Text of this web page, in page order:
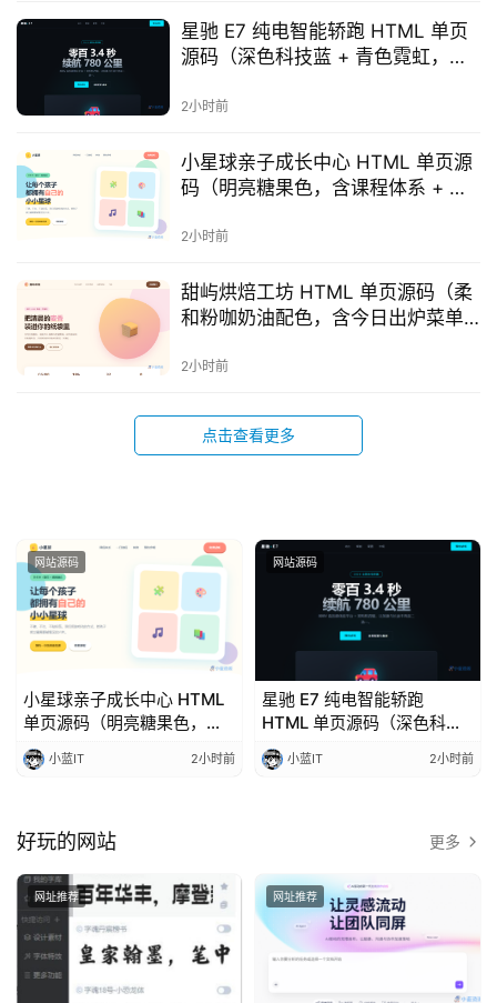
站
码
络
活
动
T
资
影
源
网
址
推
星驰 E7 纯电智能轿跑 HTML 单页
源码（深色科技蓝 + 青色霓虹，含
2小时前
小星球亲子成长中心 HTML 单页源
码（明亮糖果色，含课程体系 + 一
2小时前
甜屿烘焙工坊 HTML 单页源码（柔
和粉咖奶油配色，含今日出炉菜单
2小时前
点击查看更多
网站源码
小星球亲子成长中心 HTML
单页源码（明亮糖果色，含
课程体系 + 一日流程 + 师资
团队）
小蓝IT 2小时前
网站源码
星驰 E7 纯电智能轿跑
HTML 单页源码（深色科技
蓝 + 青色霓虹，含性能参数
+ 智驾 + 配置定价）
小蓝IT 2小时前
好玩的网站 更多
网址推荐 网址推荐